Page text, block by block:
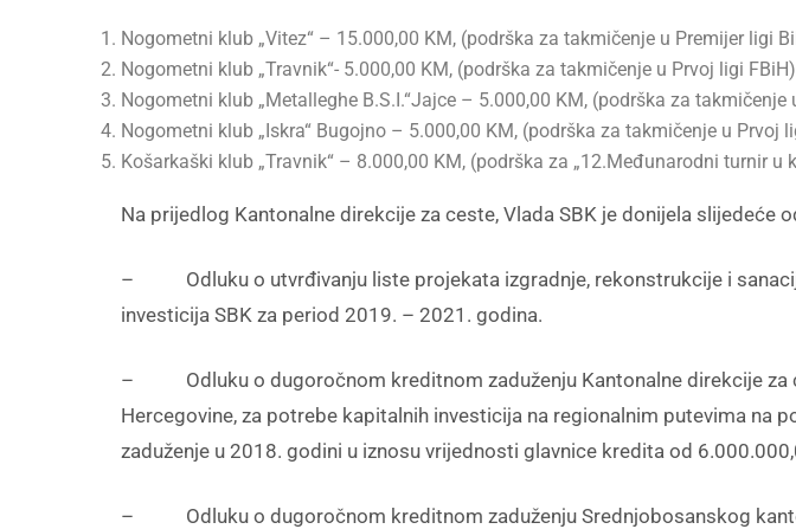
Nogometni klub „Vitez“ – 15.000,00 KM, (podrška za takmičenje u Premijer ligi
Nogometni klub „Travnik“- 5.000,00 KM, (podrška za takmičenje u Prvoj ligi FBiH)
Nogometni klub „Metalleghe B.S.I.“Jajce – 5.000,00 KM, (podrška za takmičenje
Nogometni klub „Iskra“ Bugojno – 5.000,00 KM, (podrška za takmičenje u Prvoj
Košarkaški klub „Travnik“ – 8.000,00 KM, (podrška za „12.Međunarodni turnir
Na prijedlog Kantonalne direkcije za ceste, Vlada SBK je donijela slijedeće
– Odluku o utvrđivanju liste projekata izgradnje, rekonstrukcije i
investicija SBK za period 2019. – 2021. godina.
– Odluku o dugoročnom kreditnom zaduženju Kantonalne direkcije za
Hercegovine, za potrebe kapitalnih investicija na regionalnim putevima na
zaduženje u 2018. godini u iznosu vrijednosti glavnice kredita od
– Odluku o dugoročnom kreditnom zaduženju Srednjobosanskog